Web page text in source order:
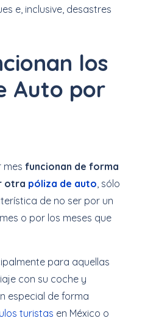
e, inclusive, desastres
los
Auto por
mes funcionan de forma
otra póliza de auto, sólo
de no ser por un
o por los meses que
para aquellas
con su coche y
especial de forma
turistas en México o